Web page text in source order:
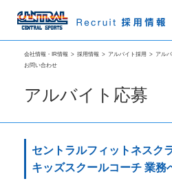
会社情報・IR情報 > 採用情報 > アルバイト採用 > アル
お問い合わせ
アルバイト応募
セントラルフィットネスク
キッズスクールコーチ 業務